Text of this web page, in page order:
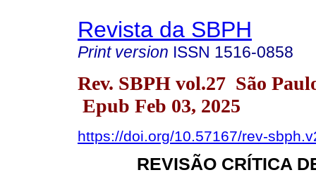
Revista da SBPH
Print version ISSN 1516-0858
Rev. SBPH vol.27 São
Epub Feb 03, 2025
https://doi.org/10.57167/rev-
REVISÃO CRÍTICA